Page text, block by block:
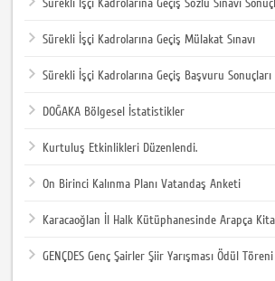
Sürekli İşçi Kadrolarına Geçiş Sözlü Sınavı
Sürekli İşçi Kadrolarına Geçiş Mülakat Sınavı
Sürekli İşçi Kadrolarına Geçiş Başvuru Sonuçları
DOĞAKA Bölgesel İstatistikler
Kurtuluş Etkinlikleri Düzenlendi.
On Birinci Kalınma Planı Vatandaş Anketi
Karacaoğlan İl Halk Kütüphanesinde Arapça
GENÇDES Genç Şairler Şiir Yarışması Ödül